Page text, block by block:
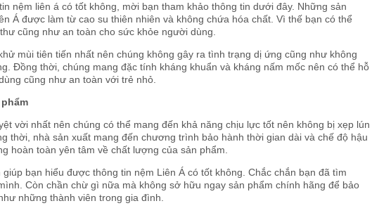
nệm liên á có tốt không, mời bạn tham khảo thông tin dưới đây. Những sản
Á được làm từ cao su thiên nhiên và không chứa hóa chất. Vì thế bạn có thể
cũng như an toàn cho sức khỏe người dùng.
mùi tiên tiến nhất nên chúng không gây ra tình trạng dị ứng cũng như không
Đồng thời, chúng mang đặc tính kháng khuẩn và kháng nấm mốc nên có thể hỗ
cũng như an toàn với trẻ nhỏ.
vời nhất nên chúng có thể mang đến khả năng chịu lực tốt nên không bị xẹp lún
thời, nhà sản xuất mang đến chương trình bảo hành thời gian dài và chế độ hậu
hoàn toàn yên tâm về chất lượng của sản phẩm.
bạn hiểu được thông tin nệm Liên Á có tốt không. Chắc chắn bạn đã tìm
Còn chần chừ gì nữa mà không sở hữu ngay sản phẩm chính hãng để bảo
những thành viên trong gia đình.